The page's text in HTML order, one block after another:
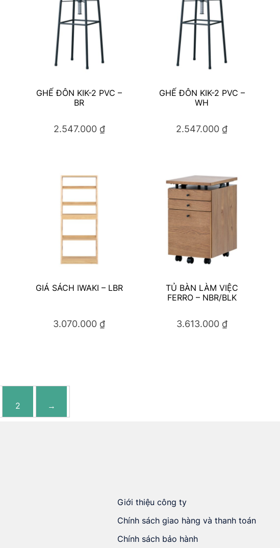
GHẾ ĐÔN KIK-2 PVC –
BR
2.547.000 ₫
GHẾ ĐÔN KIK-2 PVC –
WH
2.547.000 ₫
GIÁ SÁCH IWAKI – LBR
3.070.000 ₫
TỦ BÀN LÀM VIỆC
FERRO – NBR/BLK
3.613.000 ₫
2 →
Giới thiệu công ty
Chính sách giao hàng và thanh toán
Chính sách bảo hành